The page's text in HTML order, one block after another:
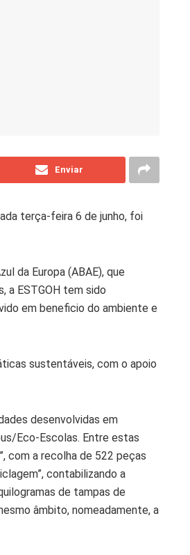
Enviar
terça-feira 6 de junho, foi
da Europa (ABAE), que
a ESTGOH tem sido
em beneficio do ambiente e
sustentáveis, com o apoio
desenvolvidas em
Eco-Escolas. Entre estas
com a recolha de 522 peças
contabilizando a
de tampas de
âmbito, nomeadamente, a